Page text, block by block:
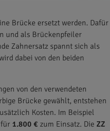
Brücke ersetzt werden. Dafür
und als Brückenpfeiler
Zahnersatz spannt sich als
dabei von den beiden
von den verwendeten
Brücke gewählt, entstehen
Kosten. Im Beispiel
1.800 € zum Einsatz. Die ZZ